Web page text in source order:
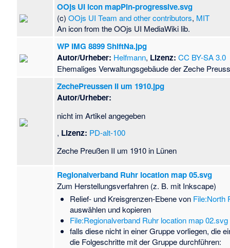
OOjs UI icon mapPin-progressive.svg
(c)OOjs UI Team and other contributors, MIT
An icon from the OOjs UI MediaWiki lib.
WP IMG 8899 ShiftNa.jpg
Autor/Urheber: Helfmann, Lizenz: CC BY-SA 3.0
Ehemaliges Verwaltungsgebäude der Zeche
ZechePreussen II um 1910.jpg
Autor/Urheber:
nicht im Artikel angegeben
, Lizenz: PD-alt-100
Zeche Preußen II um 1910 in Lünen
Regionalverband Ruhr location map 05.svg
Zum Herstellungsverfahren (z. B. mit Inkscape)
Relief- und Kreisgrenzen-Ebene von File:North
auswählen und kopieren
File:Regionalverband Ruhr location map 02.svg
falls diese nicht in einer Gruppe vorliegen, die
die Folgeschritte mit der Gruppe durchführen: